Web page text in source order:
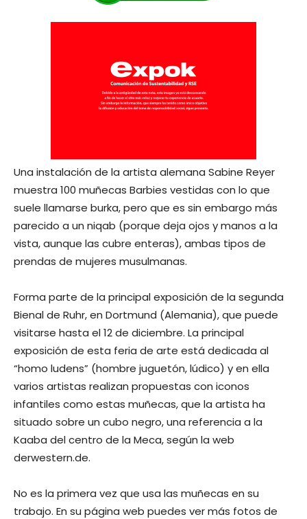
Una instalación de la artista alemana Sabine Reyer
muestra 100 muñecas Barbies vestidas con lo que
suele llamarse burka, pero que es sin embargo más
parecido a un niqab (porque deja ojos y manos a la
vista, aunque las cubre enteras), ambas tipos de
prendas de mujeres musulmanas.
Forma parte de la principal exposición de la segunda
Bienal de Ruhr, en Dortmund (Alemania), que puede
visitarse hasta el 12 de diciembre. La principal
exposición de esta feria de arte está dedicada al
“homo ludens” (hombre juguetón, lúdico) y en ella
varios artistas realizan propuestas con iconos
infantiles como estas muñecas, que la artista ha
situado sobre un cubo negro, una referencia a la
Kaaba del centro de la Meca, según la web
derwestern.de.
No es la primera vez que usa las muñecas en su
trabajo. En su página web puedes ver más fotos de